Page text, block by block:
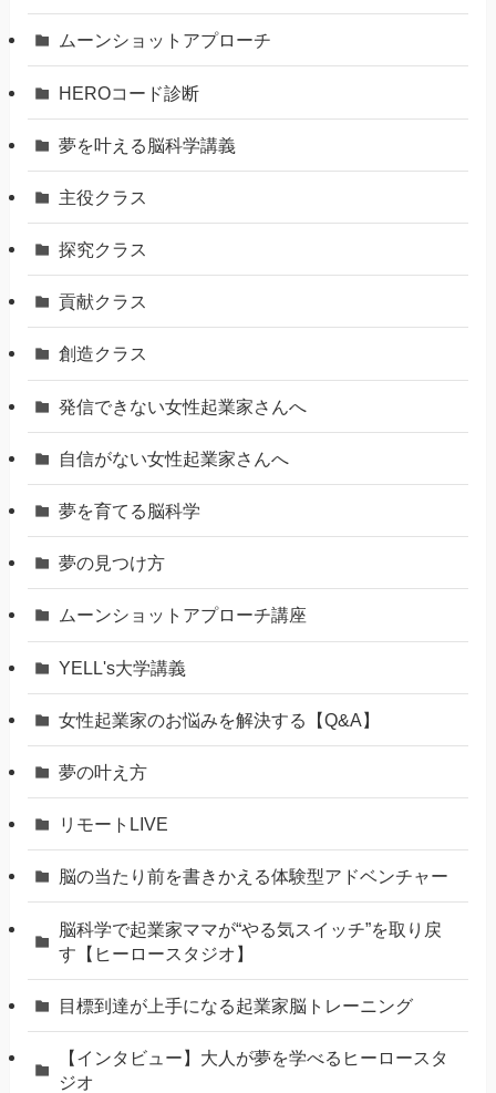
ムーンショットアプローチ
HEROコード診断
夢を叶える脳科学講義
主役クラス
探究クラス
貢献クラス
創造クラス
発信できない女性起業家さんへ
自信がない女性起業家さんへ
夢を育てる脳科学
夢の見つけ方
ムーンショットアプローチ講座
YELL's大学講義
女性起業家のお悩みを解決する【Q&A】
夢の叶え方
リモートLIVE
脳の当たり前を書きかえる体験型アドベンチャー
脳科学で起業家ママが“やる気スイッチ”を取り戻
す【ヒーロースタジオ】
⽬標到達が上⼿になる起業家脳トレーニング
【インタビュー】大人が夢を学べるヒーロースタ
ジオ